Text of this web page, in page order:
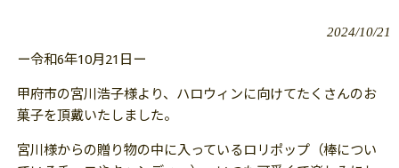
2024/10/21
ー令和6年10月21日ー
甲府市の宮川浩子様より、ハロウィンに向けてたくさんのお
菓子を頂戴いたしました。
宮川様からの贈り物の中に入っているロリポップ（棒につい